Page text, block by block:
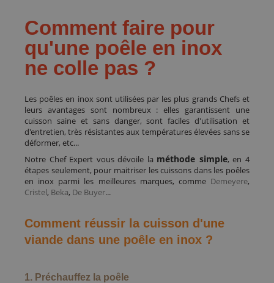
Comment faire pour
qu'une poêle en inox
ne colle pas ?
Les poêles en inox sont utilisées par les plus grands Chefs et
leurs avantages sont nombreux : elles garantissent une
cuisson saine et sans danger, sont faciles d'utilisation et
d'entretien, très résistantes aux températures élevées sans se
déformer, etc...
Notre Chef Expert vous dévoile la méthode simple, en 4
étapes seulement, pour maitriser les cuissons dans les poêles
en inox parmi les meilleures marques, comme Demeyere,
Cristel, Beka, De Buyer...
Comment réussir la cuisson d'une
viande dans une poêle en inox ?
1. Préchauffez la poêle